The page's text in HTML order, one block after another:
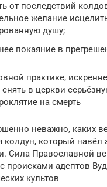
от последствий
желание
душу;
покаяние в
практике,
в церкви
на смерть
неважно, каких
колдун, который навёл
Сила Православной
происками адептов
культов